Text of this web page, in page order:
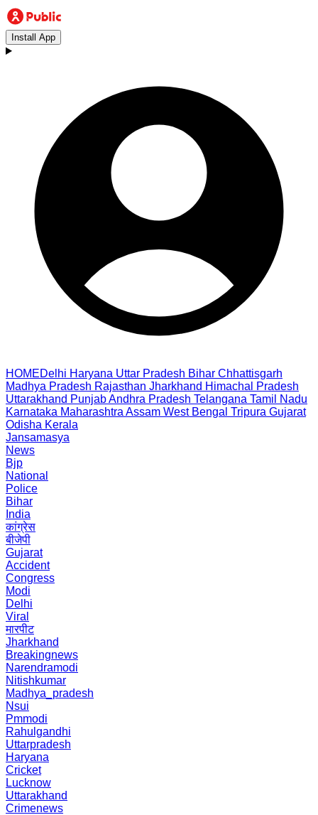
Install App
HOMEDelhi Haryana Uttar Pradesh Bihar Chhattisgarh
Madhya Pradesh Rajasthan Jharkhand Himachal Pradesh
Uttarakhand PunjabAndhra Pradesh Telangana Tamil Nadu
Karnataka Maharashtra Assam West Bengal Tripura Gujarat
Odisha Kerala
Jansamasya
News
Bjp
National
Police
Bihar
India
कांग्रेस
बीजेपी
Gujarat
Accident
Congress
Modi
Delhi
Viral
मारपीट
Jharkhand
Breakingnews
Narendramodi
Nitishkumar
Madhya_pradesh
Nsui
Pmmodi
Rahulgandhi
Uttarpradesh
Haryana
Cricket
Lucknow
Uttarakhand
Crimenews